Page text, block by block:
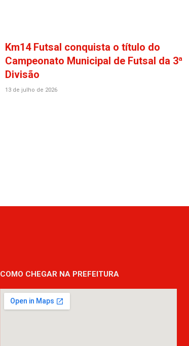
Km14 Futsal conquista o título do
Campeonato Municipal de Futsal da 3ª
Divisão
13 de julho de 2026
COMO CHEGAR NA PREFEITURA